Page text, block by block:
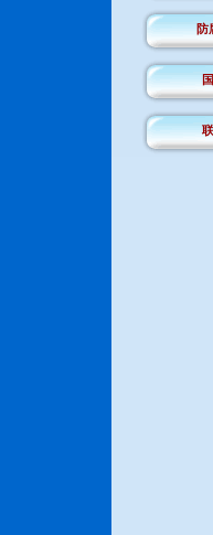
防